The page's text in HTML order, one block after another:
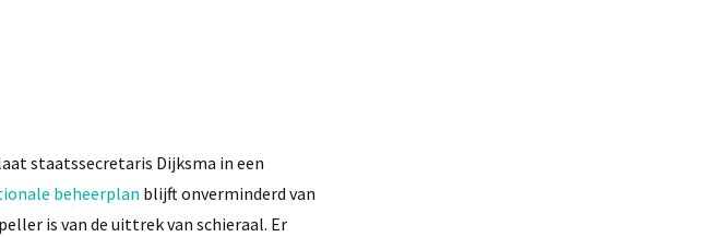
staatssecretaris Dijksma in een
beheerplan blijft onverminderd van
is van de uittrek van schieraal. Er